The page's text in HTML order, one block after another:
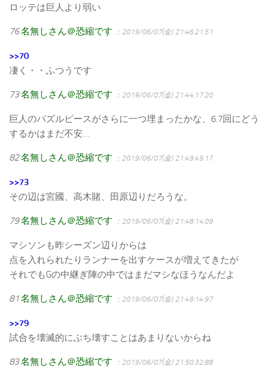
ロッテは巨人より弱い
76名無しさん＠恐縮です ：2019/06/07(金) 21:46:21.51
>>70
凄く・・ふつうです
73名無しさん＠恐縮です ：2019/06/07(金) 21:44:17.20
巨人のパズルピースがさらに一つ埋まったかな、6.7回にどう
するかはまだ不安…
82名無しさん＠恐縮です ：2019/06/07(金) 21:49:49.17
>>73
その辺は宮國、高木賭、田原辺りだろうな。
79名無しさん＠恐縮です ：2019/06/07(金) 21:48:14.09
マシソンも昨シーズン辺りからは
点を入れられたりランナーを出すケースが増えてきたが
それでもGの中継ぎ陣の中ではまだマシなほうなんだよ
81名無しさん＠恐縮です ：2019/06/07(金) 21:49:14.97
>>79
試合を壊滅的にぶち壊すことはあまりないからね
83名無しさん＠恐縮です ：2019/06/07(金) 21:50:32.88